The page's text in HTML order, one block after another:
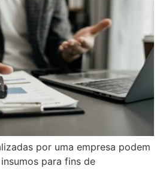
por uma empresa podem
para fins de